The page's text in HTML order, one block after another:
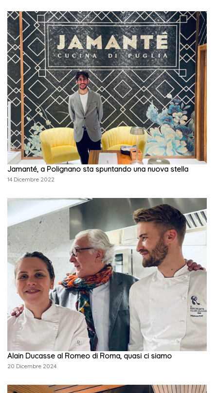
Jamanté, a Polignano sta spuntando una nuova stella
14 Dicembre 2022
Alain Ducasse al Romeo di Roma, quasi ci siamo
20 Dicembre 2024